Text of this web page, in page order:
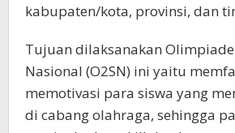
kabupaten/kota, provinsi, dan
Tujuan dilaksanakan Olimpiade
Nasional (O2SN) ini yaitu
memotivasi para siswa yang
di cabang olahraga, sehingga